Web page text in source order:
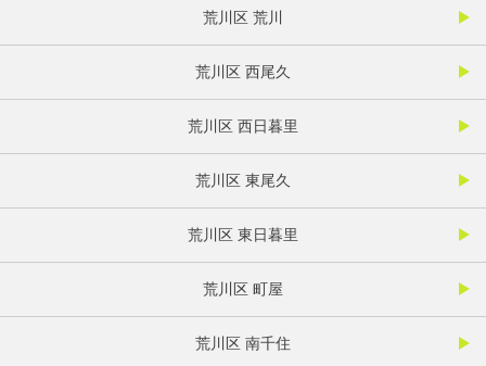
荒川区 荒川
荒川区 西尾久
荒川区 西日暮里
荒川区 東尾久
荒川区 東日暮里
荒川区 町屋
荒川区 南千住